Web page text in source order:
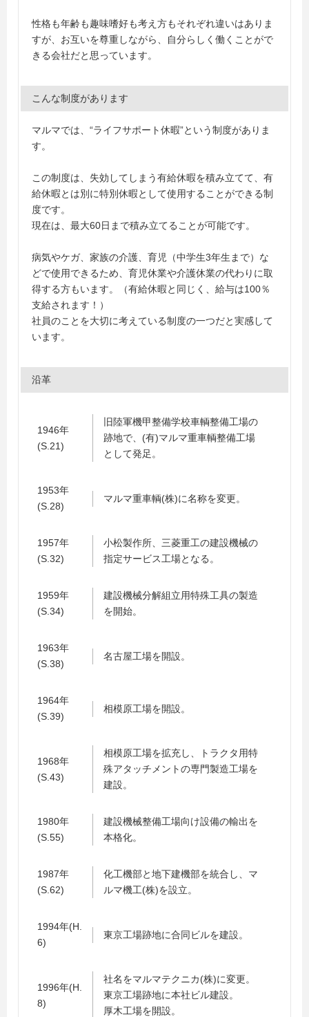
性格も年齢も趣味嗜好も考え方もそれぞれ違いはありま
すが、お互いを尊重しながら、自分らしく働くことがで
きる会社だと思っています。
こんな制度があります
マルマでは、“ライフサポート休暇”という制度がありま
す。
この制度は、失効してしまう有給休暇を積み立てて、有
給休暇とは別に特別休暇として使用することができる制
度です。
現在は、最大60日まで積み立てることが可能です。
病気やケガ、家族の介護、育児（中学生3年生まで）な
どで使用できるため、育児休業や介護休業の代わりに取
得する方もいます。（有給休暇と同じく、給与は100％
支給されます！）
社員のことを大切に考えている制度の一つだと実感して
います。
沿革
1946年
(S.21)
旧陸軍機甲整備学校車輌整備工場の
跡地で、(有)マルマ重車輌整備工場
として発足。
1953年
(S.28)
マルマ重車輌(株)に名称を変更。
1957年
(S.32)
小松製作所、三菱重工の建設機械の
指定サービス工場となる。
1959年
(S.34)
建設機械分解組立用特殊工具の製造
を開始。
1963年
(S.38)
名古屋工場を開設。
1964年
(S.39)
相模原工場を開設。
1968年
(S.43)
相模原工場を拡充し、トラクタ用特
殊アタッチメントの専門製造工場を
建設。
1980年
(S.55)
建設機械整備工場向け設備の輸出を
本格化。
1987年
(S.62)
化工機部と地下建機部を統合し、マ
ルマ機工(株)を設立。
1994年(H.
6)
東京工場跡地に合同ビルを建設。
1996年(H.
8)
社名をマルマテクニカ(株)に変更。
東京工場跡地に本社ビル建設。
厚木工場を開設。